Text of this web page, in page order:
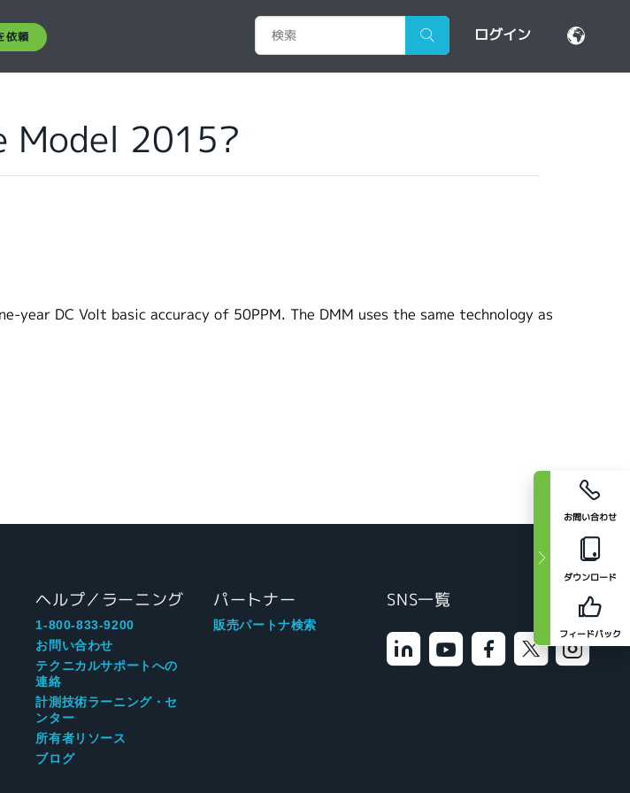
依頼 ログイン
お問い合わせ
ダウンロード
フィードバック
Model 2015?
DC Volt basic accuracy of 50PPM. The DMM uses the same technology as
ヘルプ／ラーニング
1-800-833-9200
お問い合わせ
テクニカルサポートへの
連絡
計測技術ラーニング・セ
ンター
所有者リソース
ブログ
パートナー
販売パートナ検索
SNS一覧